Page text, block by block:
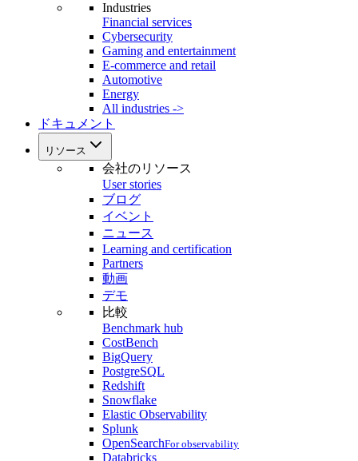
Industries
Financial services
Cybersecurity
Gaming and entertainment
E-commerce and retail
Automotive
Energy
All industries ->
ドキュメント
リソース
会社のリソース
User stories
ブログ
イベント
ニュース
Learning and certification
Partners
動画
デモ
比較
Benchmark hub
CostBench
BigQuery
PostgreSQL
Redshift
Snowflake
Elastic Observability
Splunk
OpenSearchFor observability
Databricks